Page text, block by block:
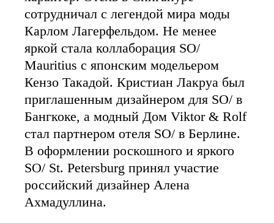
сотрудничал с легендой мира моды
Карлом Лагерфельдом. Не менее
яркой стала коллаборация SO/
Mauritius с японским модельером
Кензо Такадой. Кристиан Лакруа был
приглашенным дизайнером для SO/ в
Бангкоке, а модный Дом Viktor & Rolf
стал партнером отеля SO/ в Берлине.
В оформлении роскошного и яркого
SO/ St. Petersburg принял участие
российский дизайнер Алена
Ахмадуллина.